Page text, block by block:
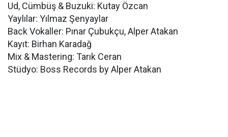
Ud, Cümbüş & Buzuki: Kutay Özcan
Yaylılar: Yılmaz Şenyaylar
Back Vokaller: Pınar Çubukçu, Alper Atakan
Kayıt: Birhan Karadağ
Mix & Mastering: Tarık Ceran
Stüdyo: Boss Records by Alper Atakan